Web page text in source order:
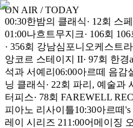
ON AIR / TODAY
00:30한밤의 클래식· 12회 스
01:00나흐트무지크· 106회 106
· 356회 강남심포니오케스트
앙코르 스테이지 II· 97회 한경
석과 서예리 06:00아르떼 음감
닝 클래식· 22회 파리, 예술과
터피스· 78회 FAREWELL
피아노 리사이틀10:30아르떼
레이 시리즈 211:00어메이징